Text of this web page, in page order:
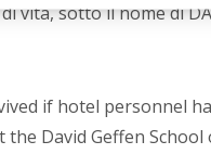
vita, sotto il nome di
if hotel personnel
David Geffen School